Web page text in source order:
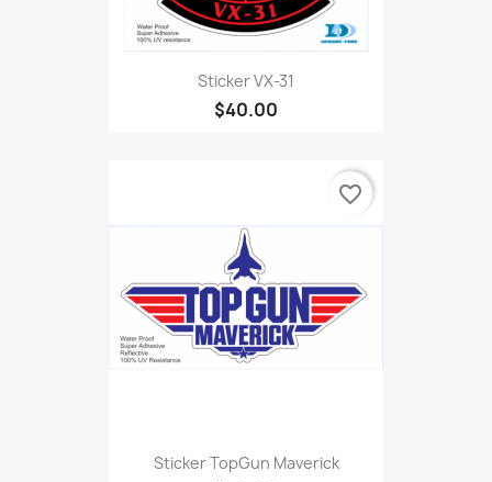
Sticker VX-31
$40.00
Sticker TopGun Maverick
favorite_border